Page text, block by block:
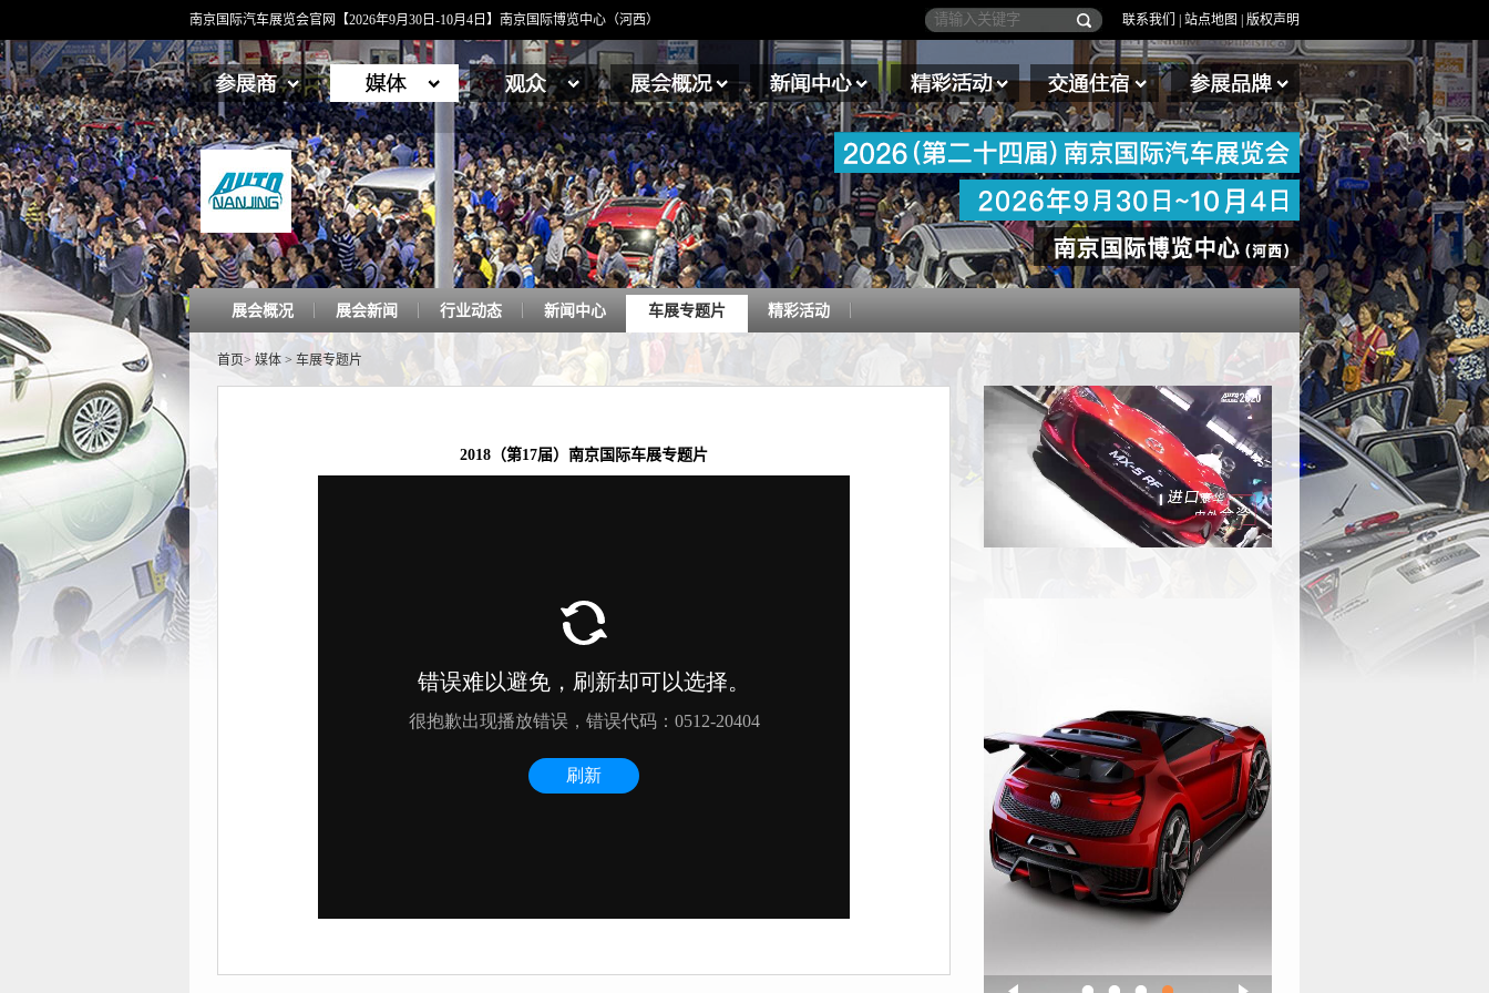
南京国际汽车展览会官网【2026年9月30日-10月4日】南京国际博览中心（河西） 联系我们 站点地图 版权声明
展会概况 展会新闻 行业动态 新闻中心 车展专题片 精彩活动
首页> 媒体 > 车展专题片
2018（第17届）南京国际车展专题片